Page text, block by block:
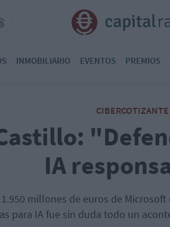
INMOBILIARIO EVENTOS PREMIOS
CIBERCOTIZANTE
IA
millones de euros de
para IA fue sin duda todo un